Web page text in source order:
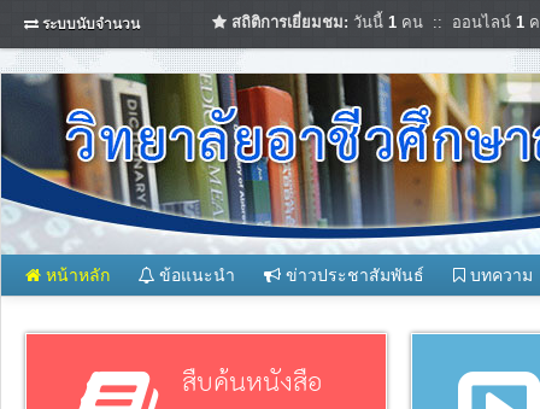
ระบบนับจำนวน สถิติการเยี่ยมชม: วันนี้ 1 คน :: ออนไลน์ 1
หน้าหลัก ข้อแนะนำ ข่าวประชาสัมพันธ์ บทความ
สืบค้นหนังสือ